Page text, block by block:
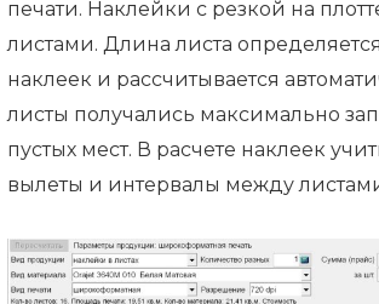
печати. Наклейки с резкой на
листами. Длина листа
наклеек и рассчитывается
листы получались максимально
пустых мест. В расчете наклеек
вылеты и интервалы между